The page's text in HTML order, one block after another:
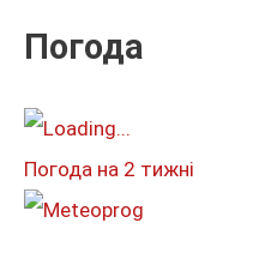
к
т
:
Погода
Погода на 2 тижні